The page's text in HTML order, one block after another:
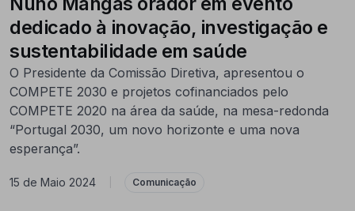
dedicado à inovação, investigação e
sustentabilidade em saúde
O Presidente da Comissão Diretiva, apresentou o
COMPETE 2030 e projetos cofinanciados pelo
COMPETE 2020 na área da saúde, na mesa-redonda
“Portugal 2030, um novo horizonte e uma nova
esperança”.
15 de Maio 2024 Comunicação